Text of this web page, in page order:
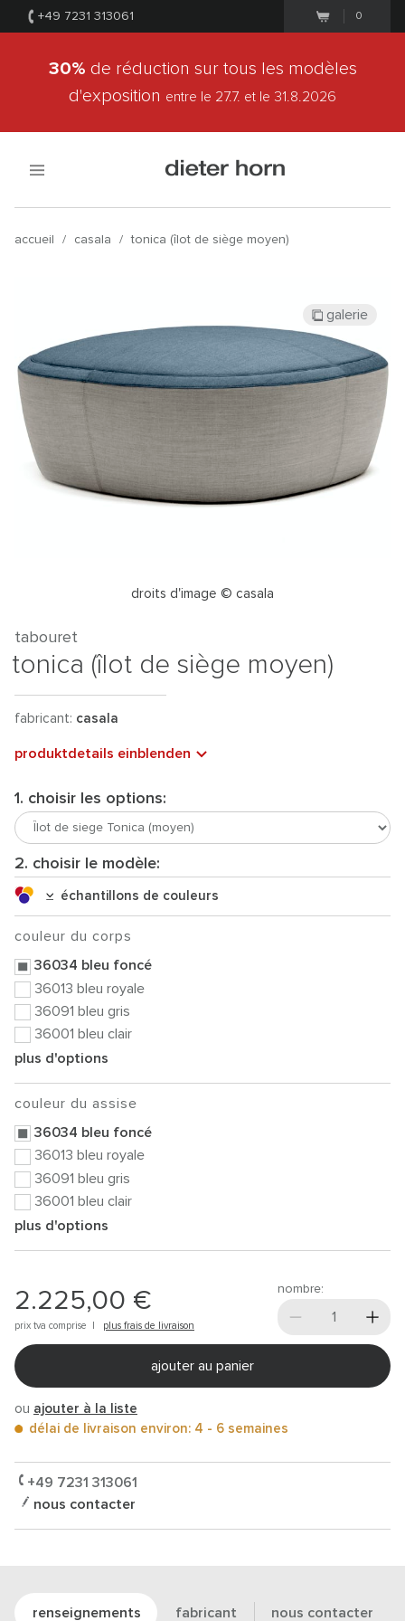
+49 7231 313061 0
30% de réduction sur tous les modèles
d'exposition entre le 27.7. et le 31.8.2026
accueil / casala / tonica (îlot de siège moyen)
droits d'image © casala
galerie
tabouret
tonica (îlot de siège moyen)
fabricant: casala
produktdetails einblenden
1. choisir les options:
2. choisir le modèle:
échantillons de couleurs
couleur du corps
36034 bleu foncé
36013 bleu royale
36091 bleu gris
36001 bleu clair
plus d'options
couleur du assise
36034 bleu foncé
36013 bleu royale
36091 bleu gris
36001 bleu clair
plus d'options
2.225,00 €
prix tva comprise | plus frais de livraison
nombre:
ajouter au panier
ou ajouter à la liste
délai de livraison environ: 4 - 6 semaines
+49 7231 313061
nous contacter
renseignements fabricant nous contacter